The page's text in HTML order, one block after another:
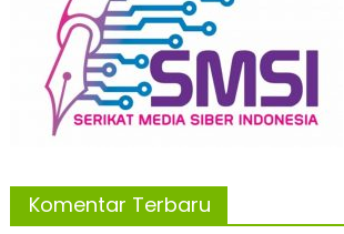
Komentar Terbaru